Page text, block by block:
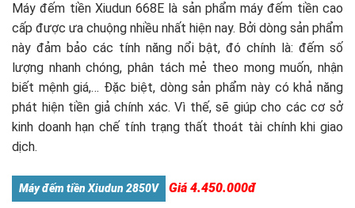
Máy đếm tiền Xiudun 668E là sản phẩm máy đếm tiền cao
cấp được ưa chuộng nhiều nhất hiện nay. Bởi dòng sản phẩm
này đảm bảo các tính năng nổi bật, đó chính là: đếm số
lượng nhanh chóng, phân tách mẻ theo mong muốn, nhận
biết mệnh giá,… Đặc biệt, dòng sản phẩm này có khả năng
phát hiện tiền giả chính xác. Vì thế, sẽ giúp cho các cơ sở
kinh doanh hạn chế tính trạng thất thoát tài chính khi giao
dịch.
Máy đếm tiền Xiudun 2850V Giá 4.450.000đ